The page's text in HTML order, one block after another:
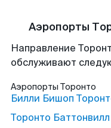
Аэропорты
Направление
обслуживают
Аэропорты Торонто
Билли Бишоп
Торонто Баттонвилл